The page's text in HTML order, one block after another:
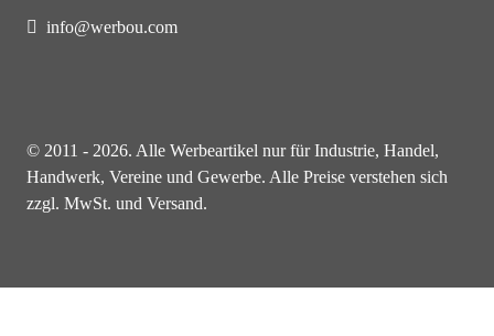
info@werbou.com
© 2011 - 2026. Alle Werbeartikel nur für Industrie, Handel,
Handwerk, Vereine und Gewerbe. Alle Preise verstehen sich
zzgl. MwSt. und Versand.